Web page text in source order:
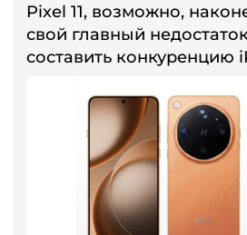
Pixel 11, возможно,
свой главный
составить конкуренцию